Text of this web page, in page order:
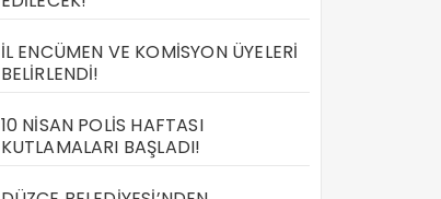
İL ENCÜMEN VE KOMİSYON ÜYELERİ
BELİRLENDİ!
10 NİSAN POLİS HAFTASI
KUTLAMALARI BAŞLADI!